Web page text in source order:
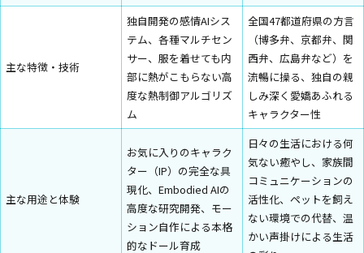
主な特徴・技術
独自開発の感情AIシス
テム、各種マルチセン
サー、服を着せても内
部に熱がこもらない高
度な熱制御アルゴリズ
ム
全国47都道府県の方言
（博多弁、京都弁、関
西弁、広島弁など）を
流暢に操る、独自の親
しみ深く愛嬌あふれる
キャラクター性
主な用途と体験
お気に入りのキャラク
ター（IP）の完全な具
現化、Embodied AIの
高度な研究開発、モー
ション自作による本格
的なドール育成
日々の生活における何
気ない癒やし、家族間
コミュニケーションの
活性化、ペットを飼え
ない環境での代替、温
かい声掛けによる生活